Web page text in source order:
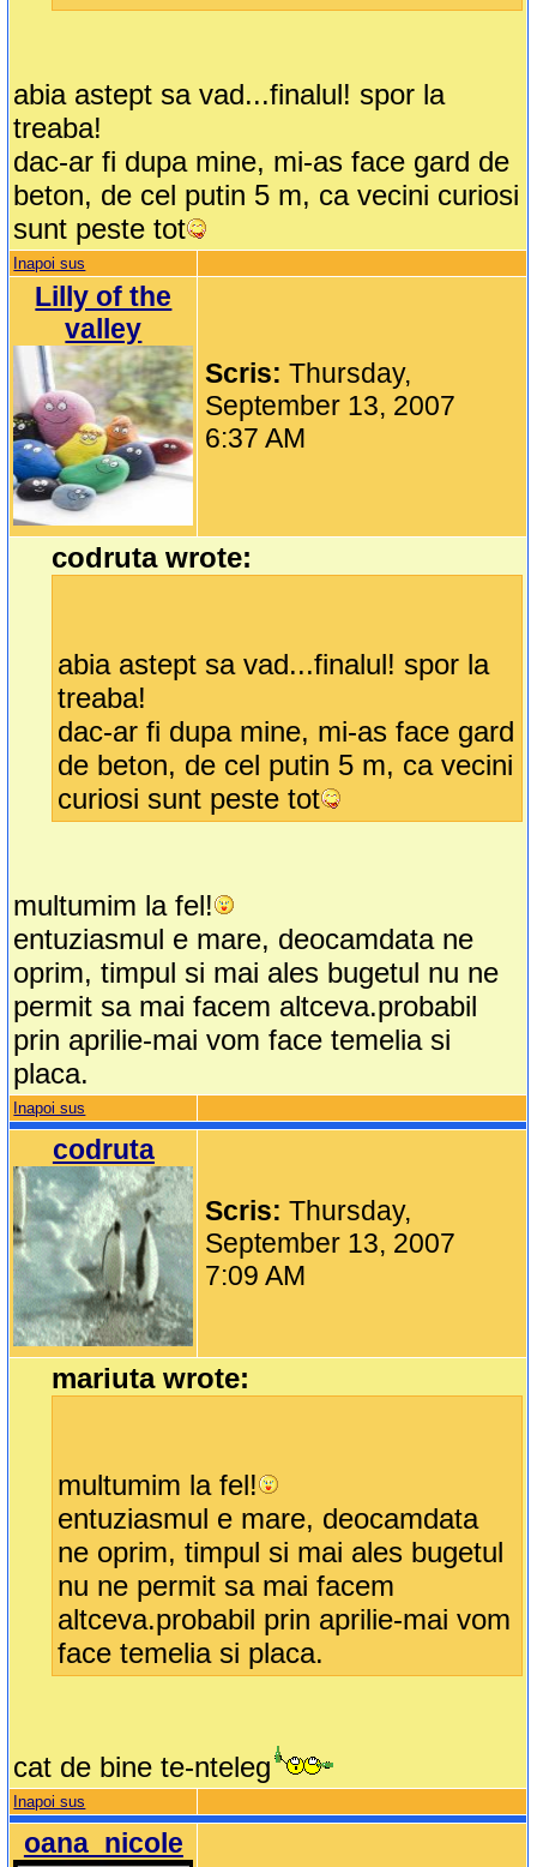
abia astept sa vad...finalul! spor la
treaba!
dac-ar fi dupa mine, mi-as face gard de
beton, de cel putin 5 m, ca vecini curiosi
sunt peste tot
Inapoi sus
Lilly of the
valley
Scris:Thursday,
September 13, 2007
6:37 AM
codruta wrote:
abia astept sa vad...finalul! spor la
treaba!
dac-ar fi dupa mine, mi-as face gard
de beton, de cel putin 5 m, ca vecini
curiosi sunt peste tot
multumim la fel!
entuziasmul e mare, deocamdata ne
oprim, timpul si mai ales bugetul nu ne
permit sa mai facem altceva.probabil
prin aprilie-mai vom face temelia si
placa.
Inapoi sus
codruta
Scris:Thursday,
September 13, 2007
7:09 AM
mariuta wrote:
multumim la fel!
entuziasmul e mare, deocamdata
ne oprim, timpul si mai ales bugetul
nu ne permit sa mai facem
altceva.probabil prin aprilie-mai vom
face temelia si placa.
cat de bine te-nteleg
Inapoi sus
oana_nicole